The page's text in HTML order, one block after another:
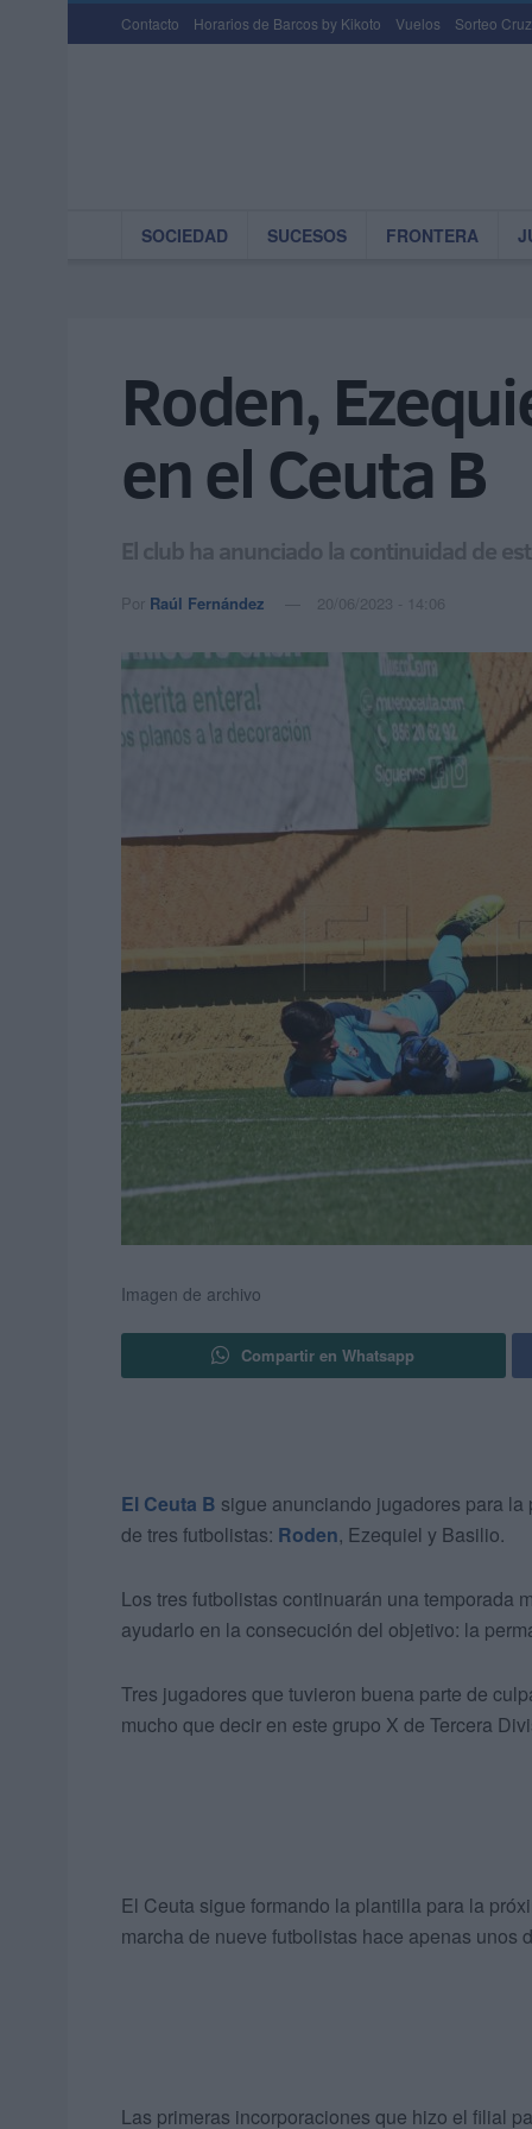
Contacto Horarios de Barcos by Kikoto Vuelos Sorteo
SOCIEDAD SUCESOS FRONTERA
Roden,
en el Ceuta B
El club ha anunciado la continuidad de
Por Raúl Fernández 20/06/2023 - 14:06
Imagen de archivo
Compartir en Whatsapp
El Ceuta B sigue anunciando jugadores para la
de tres futbolistas: Roden, Ezequiel y Basilio.
Los tres futbolistas continuarán una temporada
ayudarlo en la consecución del objetivo: la
Tres jugadores que tuvieron buena parte de
mucho que decir en este grupo X de Tercera
El Ceuta sigue formando la plantilla para la
marcha de nueve futbolistas hace apenas unos
Las primeras incorporaciones que hizo el filial